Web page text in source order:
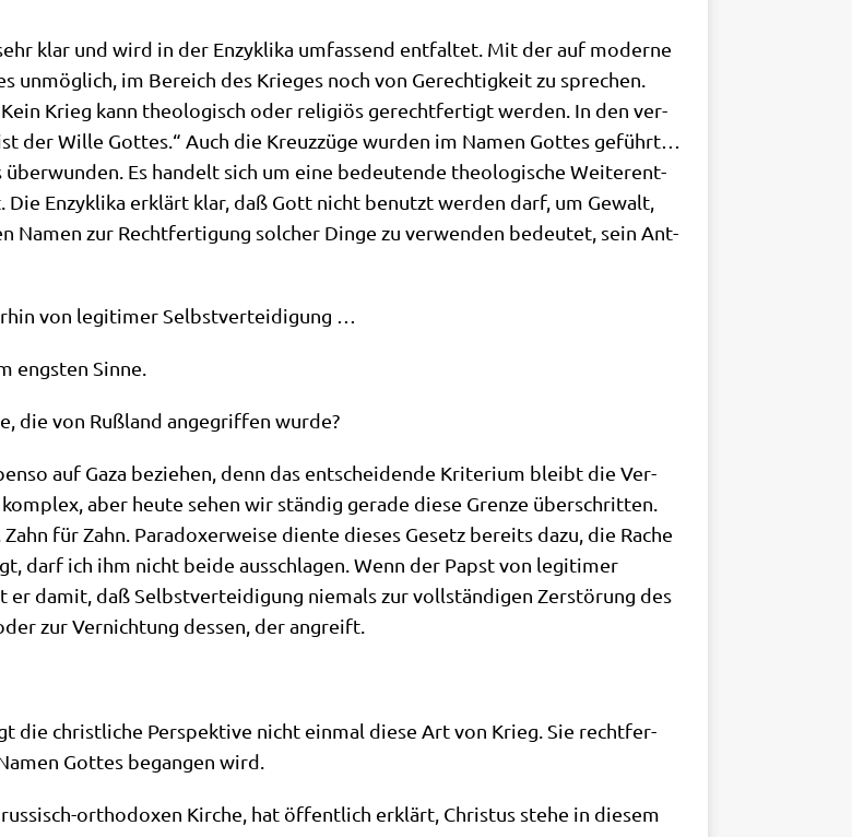
klar und wird in der Enzy­kli­ka umfas­send ent­fal­tet. Mit der auf moder­ne
im Bereich des Krie­ges noch von Gerech­tig­keit zu spre­chen.
Krieg kann theo­lo­gisch oder reli­gi­ös gerecht­fer­tigt wer­den. In den ver­
der Wil­le Got­tes.“ Auch die Kreuz­zü­ge wur­den im Namen Got­tes geführt…
Es han­delt sich um eine bedeu­ten­de theo­lo­gi­sche Wei­ter­ent­
Enzy­kli­ka erklärt klar, daß Gott nicht benutzt wer­den darf, um Gewalt,
Namen zur Recht­fer­ti­gung sol­cher Din­ge zu ver­wen­den bedeu­tet, sein Ant­
von legi­ti­mer Selbstverteidigung …
eng­sten Sinne.
die von Ruß­land ange­grif­fen wurde?
auf Gaza bezie­hen, denn das ent­schei­den­de Kri­te­ri­um bleibt die Ver­
aber heu­te sehen wir stän­dig gera­de die­se Gren­ze über­schrit­ten.
für Zahn. Para­do­xer­wei­se dien­te die­ses Gesetz bereits dazu, die Rache
darf ich ihm nicht bei­de aus­schla­gen. Wenn der Papst von legi­ti­mer
damit, daß Selbst­ver­tei­di­gung nie­mals zur voll­stän­di­gen Zer­stö­rung des
zur Ver­nich­tung des­sen, der angreift.
die christ­li­che Per­spek­ti­ve nicht ein­mal die­se Art von Krieg. Sie recht­fer­
Got­tes began­gen wird.
ortho­do­xen Kir­che, hat öffent­lich erklärt, Chri­stus ste­he in die­sem